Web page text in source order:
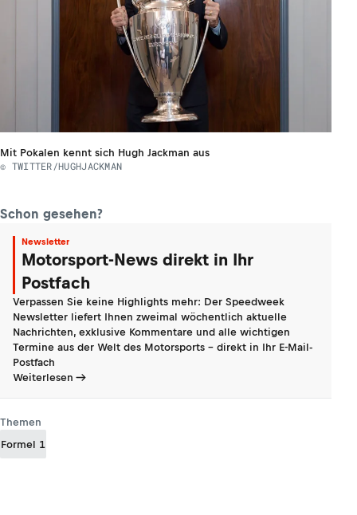
Mit Pokalen kennt sich Hugh Jackman aus
© TWITTER/HUGHJACKMAN
Schon gesehen?
Newsletter
Motorsport-News direkt in Ihr
Postfach
Verpassen Sie keine Highlights mehr: Der Speedweek
Newsletter liefert Ihnen zweimal wöchentlich aktuelle
Nachrichten, exklusive Kommentare und alle wichtigen
Termine aus der Welt des Motorsports - direkt in Ihr E-Mail-
Postfach
Weiterlesen
Themen
Formel 1